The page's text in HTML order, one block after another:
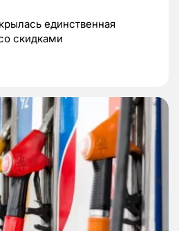
единственная
скидками